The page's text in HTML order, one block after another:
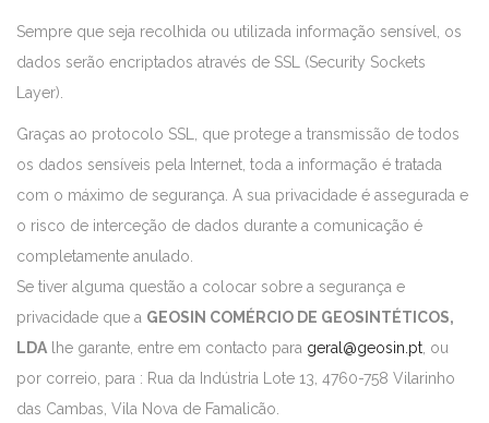
Sempre que seja recolhida ou utilizada informação sensível, os
dados serão encriptados através de SSL (Security Sockets
Layer).
Graças ao protocolo SSL, que protege a transmissão de todos
os dados sensíveis pela Internet, toda a informação é tratada
com o máximo de segurança. A sua privacidade é assegurada e
o risco de interceção de dados durante a comunicação é
completamente anulado.
Se tiver alguma questão a colocar sobre a segurança e
privacidade que a GEOSIN COMÉRCIO DE GEOSINTÉTICOS,
LDA lhe garante, entre em contacto para geral@geosin.pt , ou
por correio, para : Rua da Indústria Lote 13, 4760-758 Vilarinho
das Cambas, Vila Nova de Famalicão.